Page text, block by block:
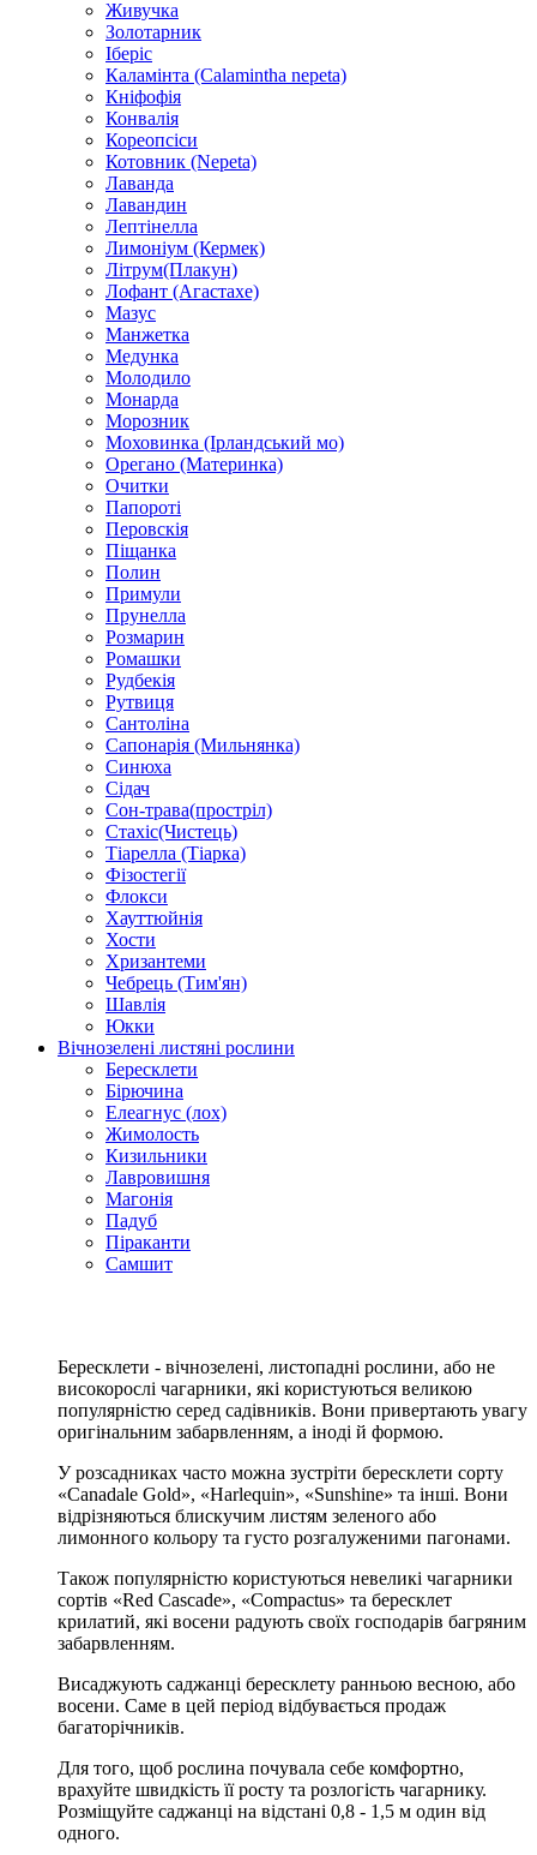
Живучка
Золотарник
Іберіс
Каламінта (Calamintha nepeta)
Кніфофія
Конвалія
Кореопсіси
Котовник (Nepeta)
Лаванда
Лавандин
Лептінелла
Лимоніум (Кермек)
Літрум(Плакун)
Лофант (Агастахе)
Мазус
Манжетка
Медунка
Молодило
Монарда
Морозник
Моховинка (Ірландський мо)
Орегано (Материнка)
Очитки
Папороті
Перовскія
Піщанка
Полин
Примули
Прунелла
Розмарин
Ромашки
Рудбекія
Рутвиця
Сантоліна
Сапонарія (Мильнянка)
Синюха
Сідач
Сон-трава(простріл)
Стахіс(Чистець)
Тіарелла (Тіарка)
Фізостегії
Флокси
Хауттюйнія
Хости
Хризантеми
Чебрець (Тим'ян)
Шавлія
Юкки
Вічнозелені листяні рослини
Бересклети
Бірючина
Елеагнус (лох)
Жимолость
Кизильники
Лавровишня
Магонія
Падуб
Піраканти
Самшит
Бересклети - вічнозелені, листопадні рослини, або не
високорослі чагарники, які користуються великою
популярністю серед садівників. Вони привертають увагу
оригінальним забарвленням, а іноді й формою.
У розсадниках часто можна зустріти бересклети сорту
«Canadale Gold», «Harlequin», «Sunshine» та інші. Вони
відрізняються блискучим листям зеленого або
лимонного кольору та густо розгалуженими пагонами.
Також популярністю користуються невеликі чагарники
сортів «Red Cascade», «Compactus» та бересклет
крилатий, які восени радують своїх господарів багряним
забарвленням.
Висаджують саджанці бересклету ранньою весною, або
восени. Саме в цей період відбувається продаж
багаторічників.
Для того, щоб рослина почувала себе комфортно,
врахуйте швидкість її росту та розлогість чагарнику.
Розміщуйте саджанці на відстані 0,8 - 1,5 м один від
одного.